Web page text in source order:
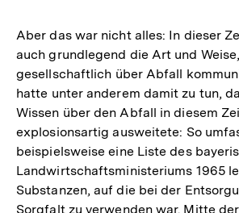
der
Aber das war nicht alles: In dieser
auch grundlegend die Art und
gesellschaftlich über Abfall
hatte unter anderem damit zu tun,
Wissen über den Abfall in diesem
explosionsartig ausweitete: So
beispielsweise eine Liste des
Landwirtschaftsministeriums 1965
Substanzen, auf die bei der
Sorgfalt zu verwenden war. Mitte